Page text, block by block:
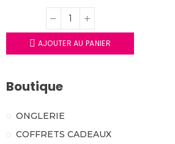
AJOUTER AU PANIER
Boutique
ONGLERIE
COFFRETS CADEAUX